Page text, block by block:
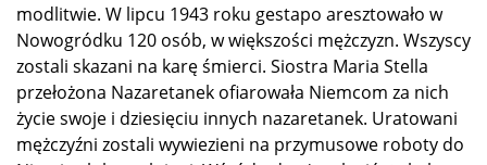
modlitwie. W lipcu 1943 roku gestapo aresztowało w
Nowogródku 120 osób, w większości mężczyzn. Wszyscy
zostali skazani na karę śmierci. Siostra Maria Stella
przełożona Nazaretanek ofiarowała Niemcom za nich
życie swoje i dziesięciu innych nazaretanek. Uratowani
mężczyźni zostali wywiezieni na przymusowe roboty do